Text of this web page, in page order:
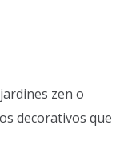
zen o
decorativos que